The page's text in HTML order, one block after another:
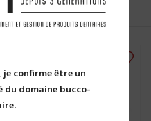
confirme être un
du domaine bucco-